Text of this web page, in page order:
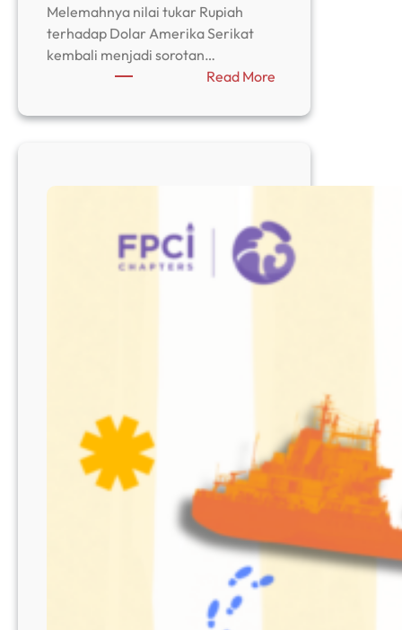
Melemahnya nilai tukar Rupiah
terhadap Dolar Amerika Serikat
kembali menjadi sorotan…
Read More
Inflation
Pelemahan
Potret
Ketergantungan
Energi